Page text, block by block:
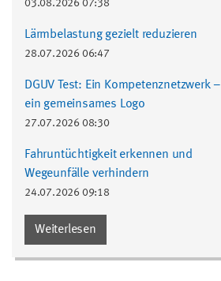
03.08.2026 07:38
Lärmbelastung gezielt reduzieren
28.07.2026 06:47
DGUV Test: Ein Kompetenznetzwerk –
ein gemeinsames Logo
27.07.2026 08:30
Fahruntüchtigkeit erkennen und
Wegeunfälle verhindern
24.07.2026 09:18
Weiterlesen